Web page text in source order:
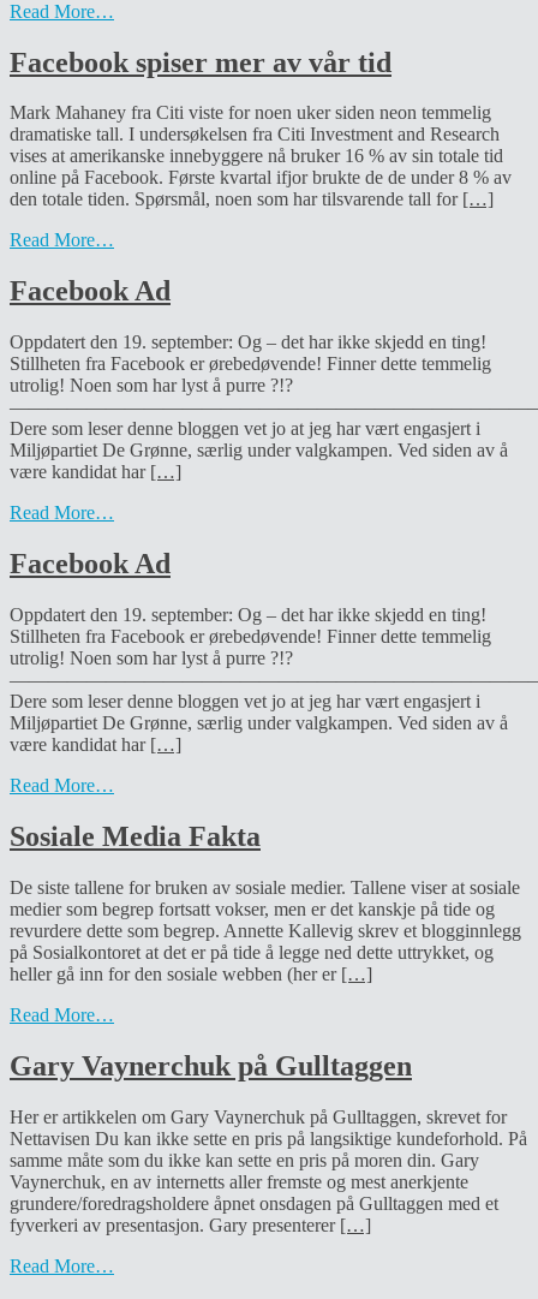
Read More…
Facebook spiser mer av vår tid
Mark Mahaney fra Citi viste for noen uker siden neon temmelig
dramatiske tall. I undersøkelsen fra Citi Investment and Research
vises at amerikanske innebyggere nå bruker 16 % av sin totale tid
online på Facebook. Første kvartal ifjor brukte de de under 8 % av
den totale tiden. Spørsmål, noen som har tilsvarende tall for […]
Read More…
Facebook Ad
Oppdatert den 19. september: Og – det har ikke skjedd en ting!
Stillheten fra Facebook er ørebedøvende! Finner dette temmelig
utrolig! Noen som har lyst å purre ?!?
Dere som leser denne bloggen vet jo at jeg har vært engasjert i
Miljøpartiet De Grønne, særlig under valgkampen. Ved siden av å
være kandidat har […]
Read More…
Facebook Ad
Oppdatert den 19. september: Og – det har ikke skjedd en ting!
Stillheten fra Facebook er ørebedøvende! Finner dette temmelig
utrolig! Noen som har lyst å purre ?!?
Dere som leser denne bloggen vet jo at jeg har vært engasjert i
Miljøpartiet De Grønne, særlig under valgkampen. Ved siden av å
være kandidat har […]
Read More…
Sosiale Media Fakta
De siste tallene for bruken av sosiale medier. Tallene viser at sosiale
medier som begrep fortsatt vokser, men er det kanskje på tide og
revurdere dette som begrep. Annette Kallevig skrev et blogginnlegg
på Sosialkontoret at det er på tide å legge ned dette uttrykket, og
heller gå inn for den sosiale webben (her er […]
Read More…
Gary Vaynerchuk på Gulltaggen
Her er artikkelen om Gary Vaynerchuk på Gulltaggen, skrevet for
Nettavisen Du kan ikke sette en pris på langsiktige kundeforhold. På
samme måte som du ikke kan sette en pris på moren din. Gary
Vaynerchuk, en av internetts aller fremste og mest anerkjente
grundere/foredragsholdere åpnet onsdagen på Gulltaggen med et
fyverkeri av presentasjon. Gary presenterer […]
Read More…